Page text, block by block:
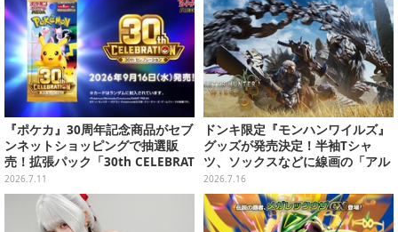
『ポケカ』30周年記念商品がセブ
ンネットショッピングで抽選販
売！拡張パック「30th CELEBRAT
ION」と「エーフィ・ブラッキー
セット」が対象
2026.7.11
ドンキ限定『モンハンワイルズ』
グッズが発売決定！半袖Tシャ
ツ、ソックスなどに線画の「アル
シュベルド」「リオレウス」ら11
体をデザイン
2026.7.16